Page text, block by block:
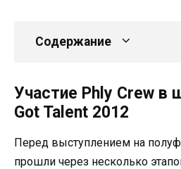
Содержание
Участие Phly Crew в
Got Talent 2012
Перед выступлением на
прошли через несколько